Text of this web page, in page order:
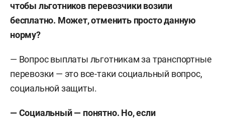
чтобы льготников перевозчики возили
бесплатно. Может, отменить просто данную
норму?
— Вопрос выплаты льготникам за транспортные
перевозки — это все-таки социальный вопрос,
социальной защиты.
— Социальный — понятно. Но, если